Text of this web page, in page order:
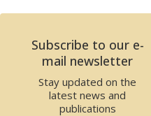
Subscribe to our e-
mail newsletter
Stay updated on the
latest news and
publications